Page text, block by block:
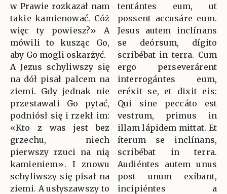
w Prawie rozkazał nam
takie kamienować. Cóż
więc ty powiesz?» A
mówili to kusząc Go,
aby Go mogli oskarżyć.
A Jezus schyliwszy się
na dół pisał palcem na
ziemi. Gdy jednak nie
przestawali Go pytać,
podniósł się i rzekł im:
«Kto z was jest bez
grzechu, niech
pierwszy rzuci na nią
kamieniem». I znowu
schyliwszy się pisał na
ziemi. A usłyszawszy to
tentántes eum, ut
possent accusáre eum.
Jesus autem inclínans
se deórsum, dígito
scribébat in terra. Cum
ergo perseverárent
interrogántes eum,
eréxit se, et dixit eis:
Qui sine peccáto est
vestrum, primus in
illam lápidem mittat. Et
íterum se inclínans,
scribébat in terra.
Audiéntes autem unus
post unum exíbant,
incipiéntes a